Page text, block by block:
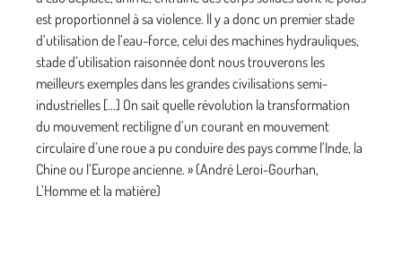
est proportionnel à sa violence. Il y a donc un premier stade
d’utilisation de l’eau-force, celui des machines hydrauliques,
stade d’utilisation raisonnée dont nous trouverons les
meilleurs exemples dans les grandes civilisations semi-
industrielles […] On sait quelle révolution la transformation
du mouvement rectiligne d’un courant en mouvement
circulaire d’une roue a pu conduire des pays comme l’Inde, la
Chine ou l’Europe ancienne. » (André Leroi-Gourhan,
L’Homme et la matière)